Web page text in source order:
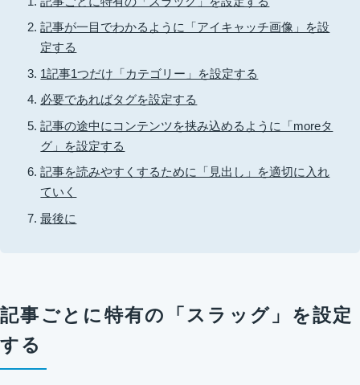
記事が一目でわかるように「アイキャッチ画像」を設
定する
1記事1つだけ「カテゴリー」を設定する
必要であればタグを設定する
記事の途中にコンテンツを挟み込めるように「moreタ
グ」を設定する
記事を読みやすくするために「見出し」を適切に入れ
ていく
最後に
記事ごとに特有の「スラッグ」を設定
する